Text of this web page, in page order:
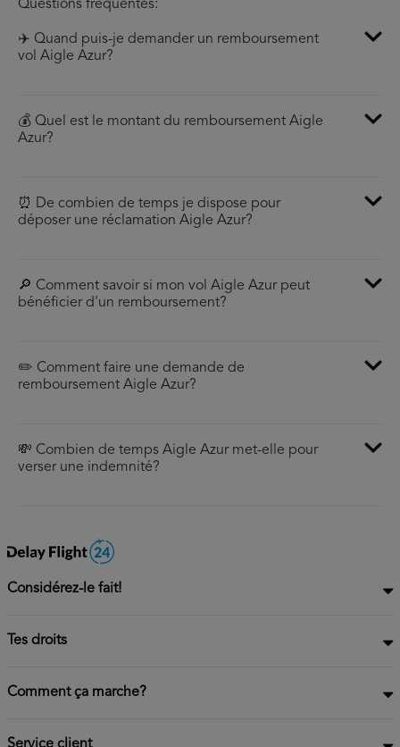
Questions fréquentes:
✈️ Quand puis-je demander un remboursement
vol Aigle Azur?
💰 Quel est le montant du remboursement Aigle
Azur?
⏰ De combien de temps je dispose pour
déposer une réclamation Aigle Azur?
🔎 Comment savoir si mon vol Aigle Azur peut
bénéficier d'un remboursement?
✏️ Comment faire une demande de
remboursement Aigle Azur?
💸 Combien de temps Aigle Azur met-elle pour
verser une indemnité?
Considérez-le fait!
Tes droits
Comment ça marche?